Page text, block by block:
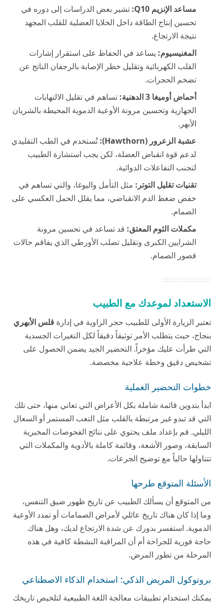
مساعد الإنزيم Q10:
تشير بعض الدراسات إلى دوره في
تحسين إنتاج الطاقة داخل الخلايا العضلية للقلب المجهد
نتيجة الارتجاع.
المغنيسيوم: يساعد في الحفاظ على استقرار إشارات
القلب الكهربائية وتقليل خطر الإصابة بالرجفان الناتج عن
تضخم الحجرات.
أحماض أوميغا 3 الدهنية:
تساهم في تقليل الالتهابات
الجهازية وتحسين مرونة الأوعية الدموية المحيطة بالشريان
الأبهر.
عشبة الزعرور (Hawthorn):
تُستخدم في الطب التقليدي
لدعم قوة انقباض العضلة، لكن يجب استشارة الطبيب
لتجنب التفاعلات الدوائية.
تقنيات تقليل التوتر: مثل التأمل واليوغا، والتي تساهم في
خفض ضغط الدم الانقباضي، مما يقلل الحمل العكسي على
الصمام.
مكملات الثوم المعتق: قد تساعد في تحسين مرونة
الشرايين الكبرى وتقليل تصلب الأورطي الذي يفاقم حالات
قصور الصمام.
الاستعداد لموعدك مع الطبيب
تعتبر الزيارة الأولى للطبيب حجر الزاوية في إدارة قلس الأبهري
بنجاح، حيث يتطلب الأمر توثيقاً دقيقاً لكل التغيرات الجسدية
التي طرأت عليك مؤخراً. التحضير الجيد يضمن الحصول على
تشخيص دقيق وخطة علاجية مخصصة.
خطوات التحضير العملية
ابدأ بتدوين قائمة شاملة بكل الأعراض التي تعاني منها، حتى تلك
التي قد تبدو غير مرتبطة بالقلب مثل التعب المستمر أو السعال
الليلي. قم بإعداد ملف يحتوي على نتائج الفحوصات المخبرية
السابقة، وصور الأشعة، وقائمة كاملة بالأدوية والمكملات التي
تتناولها حالياً مع توضيح الجرعات.
الأسئلة المتوقع طرحها
من المتوقع أن يسألك الطبيب عن تاريخ ظهور ضيق التنفس،
وما إذا كان هناك تاريخ عائلي لأمراض الصمامات أو تمدد الأوعية
الدموية. استفسر بدورك عن شدة الارتجاع لديك، وهل هناك
حاجة فورية للجراحة أم أن المراقبة النشطة كافية في هذه
المرحلة من تطور المرض.
بروتوكول المريض الذكي: استخدام الذكاء الاصطناعي
يمكنك استخدام تطبيقات معالجة اللغة الطبيعية لتلخيص تاريخك